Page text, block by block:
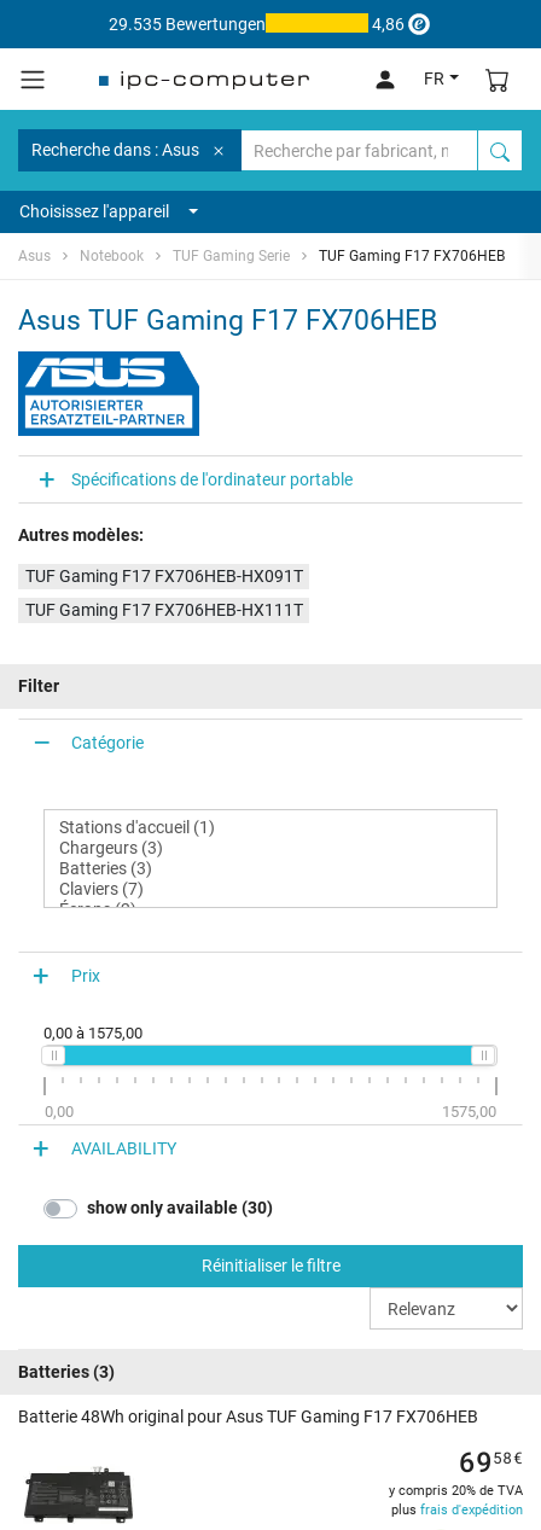
29.535 Bewertungen 4,86
FR
Recherche dans : Asus
Choisissez l'appareil
Asus Notebook TUF Gaming Serie TUF Gaming F17 FX706HEB
Asus TUF Gaming F17 FX706HEB
Spécifications de l'ordinateur portable
Autres modèles:
TUF Gaming F17 FX706HEB-HX091T
TUF Gaming F17 FX706HEB-HX111T
Filter
Catégorie
Prix
0,00 à 1575,00
0,00 1575,00
AVAILABILITY
show only available (30)
Réinitialiser le filtre
Batteries(3)
Batterie 48Wh original pour Asus TUF Gaming F17 FX706HEB
6958€
y compris 20% de TVA
plus frais d'expédition